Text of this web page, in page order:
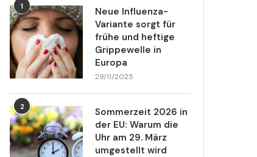
1
Neue Influenza-
Variante sorgt für
frühe und heftige
Grippewelle in
Europa
29/11/2025
2
Sommerzeit 2026 in
der EU: Warum die
Uhr am 29. März
umgestellt wird